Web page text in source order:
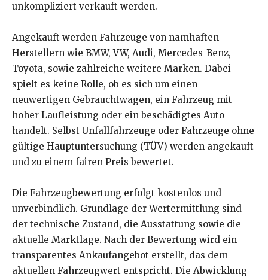
unkompliziert verkauft werden.
Angekauft werden Fahrzeuge von namhaften
Herstellern wie BMW, VW, Audi, Mercedes-Benz,
Toyota, sowie zahlreiche weitere Marken. Dabei
spielt es keine Rolle, ob es sich um einen
neuwertigen Gebrauchtwagen, ein Fahrzeug mit
hoher Laufleistung oder ein beschädigtes Auto
handelt. Selbst Unfallfahrzeuge oder Fahrzeuge ohne
gültige Hauptuntersuchung (TÜV) werden angekauft
und zu einem fairen Preis bewertet.
Die Fahrzeugbewertung erfolgt kostenlos und
unverbindlich. Grundlage der Wertermittlung sind
der technische Zustand, die Ausstattung sowie die
aktuelle Marktlage. Nach der Bewertung wird ein
transparentes Ankaufangebot erstellt, das dem
aktuellen Fahrzeugwert entspricht. Die Abwicklung